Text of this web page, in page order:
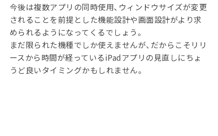
今後は複数アプリの同時使用、ウィンドウサイズが変更
されることを前提とした機能設計や画面設計がより求
められるようになってくるでしょう。
まだ限られた機種でしか使えませんが、だからこそリリ
ースから時間が経っているiPadアプリの見直しにちょ
うど良いタイミングかもしれません。